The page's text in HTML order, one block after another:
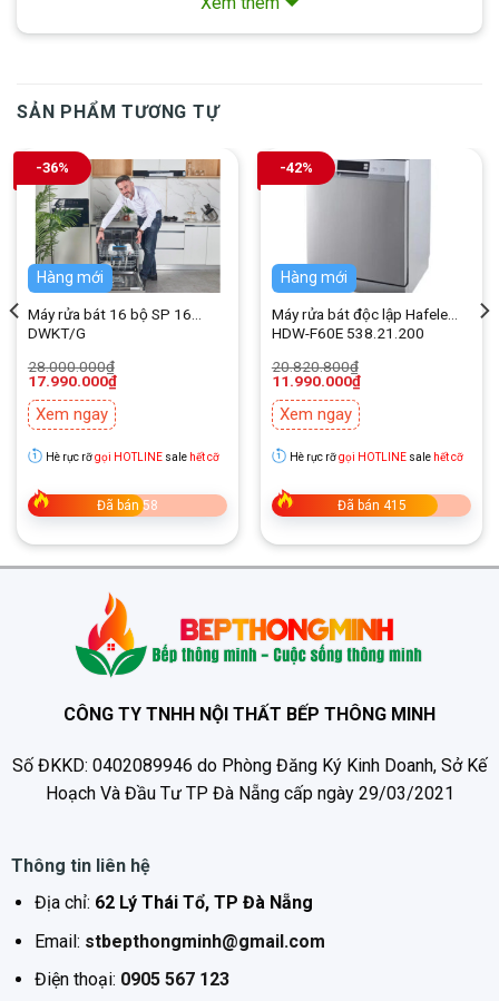
Công nghệ rửa:
Rửa bằng nước nóng
Công nghệ sấy:
AirDry (nhiệt sẵn làm bốc hơi nước + tự động hé
cửa)
Tiện ích:
Đèn LED báo hết muối, hết nước làm bóng
động hé cửa ở cuối chương trìnhMàn hình LED
hiển thị dễ quan sát
Chống tràn và rò rỉ
Khay chén:
Khay trênGiá đựng dao kéoKhay dưới
Chất liệu vỏ máy:
Chất liệu cửa:
Thép không gỉ
Bảng điều khiển:
Kích thước – Khối lượng:
24.5 kg
Chiều dài ống cấp nước:
150 cm
SẢN PHẨM TƯƠNG TỰ
-36%
Hàng mới
Máy rửa bát 16 bộ SP 16
DWKT/G
28.000.000₫
Giá
gốc
28.000.000₫.
17.990.000₫
Giá
hiện
là:
17.990.000₫.
Xem ngay
Hè rực rỡgọi HOTLINEsale hết cỡ
Đã bán 58
-42%
Hàng mới
Máy rửa bát độc lập Hafele
HDW-F60E 538.21.200
20.820.800₫
Giá
gốc
20.820.800₫.
11.990.000₫
Giá
hiện
là:
11.990.000₫.
Xem ngay
Hè rực rỡgọi HOTLINEsale hết cỡ
Đã bán 415
CÔNG TY TNHH NỘI THẤT BẾP THÔNG MINH
Số ĐKKD: 0402089946 do Phòng Đăng Ký Kinh Doanh, Sở Kế
Hoạch Và Đầu Tư TP Đà Nẵng cấp ngày 29/03/2021
Thông tin liên hệ
Địa chỉ: 62 Lý Thái Tổ, TP Đà Nẵng
Email: stbepthongminh@gmail.com
Điện thoại: 0905 567 123